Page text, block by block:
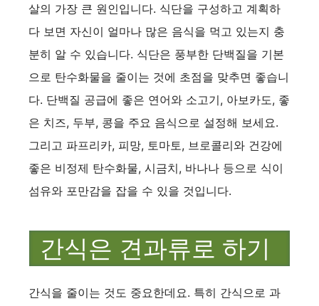
살의 가장 큰 원인입니다. 식단을 구성하고 계획하
다 보면 자신이 얼마나 많은 음식을 먹고 있는지 충
분히 알 수 있습니다. 식단은 풍부한 단백질을 기본
으로 탄수화물을 줄이는 것에 초점을 맞추면 좋습니
다. 단백질 공급에 좋은 연어와 소고기, 아보카도, 좋
은 치즈, 두부, 콩을 주요 음식으로 설정해 보세요.
그리고 파프리카, 피망, 토마토, 브로콜리와 건강에
좋은 비정제 탄수화물, 시금치, 바나나 등으로 식이
섬유와 포만감을 잡을 수 있을 것입니다.
간식은 견과류로 하기
간식을 줄이는 것도 중요한데요. 특히 간식으로 과